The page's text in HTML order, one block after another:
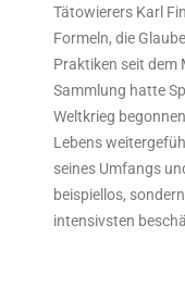
Tätowierers Karl
Formeln, die
Praktiken seit dem
Sammlung hatte
Weltkrieg
Lebens
seines Umfangs
beispiellos,
intensivsten